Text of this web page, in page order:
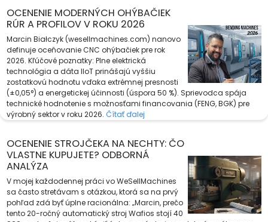
OCENENIE MODERNÝCH OHÝBAČIEK
RÚR A PROFILOV V ROKU 2026
Marcin Białczyk (wesellmachines.com) nanovo
definuje oceňovanie CNC ohýbačiek pre rok
2026. Kľúčové poznatky: Plne elektrická
technológia a dáta IIoT prinášajú vyššiu
zostatkovú hodnotu vďaka extrémnej presnosti
(±0,05°) a energetickej účinnosti (úspora 50 %). Sprievodca spája
technické hodnotenie s možnosťami financovania (FENG, BGK) pre
výrobný sektor v roku 2026. Čítať ďalej
OCENENIE STROJČEKA NA NECHTY: ČO
VLASTNE KUPUJETE? ODBORNÁ
ANALÝZA
V mojej každodennej práci vo WeSellMachines
sa často stretávam s otázkou, ktorá sa na prvý
pohľad zdá byť úplne racionálna: „Marcin, prečo
tento 20-ročný automatický stroj Wafios stojí 40